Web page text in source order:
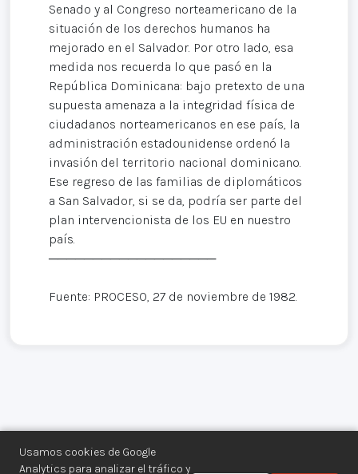
Usamos cookies de Google
Analytics para analizar el tráfico y
Senado y al Congreso norteamericano de la
situación de los derechos humanos ha
mejorado en el Salvador. Por otro lado, esa
medida nos recuerda lo que pasó en la
República Dominicana: bajo pretexto de una
supuesta amenaza a la integridad física de
ciudadanos norteamericanos en ese país, la
administración estadounidense ordenó la
invasión del territorio nacional dominicano.
Ese regreso de las familias de diplomáticos
a San Salvador, si se da, podría ser parte del
plan intervencionista de los EU en nuestro
país.
───────────────────
Fuente: PROCESO, 27 de noviembre de 1982.